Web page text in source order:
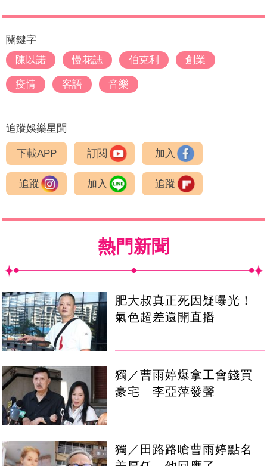
關鍵字
陳以諾
慢花誌 伯克利 創業
疫情 客語 音樂
追蹤娛樂星聞
下載APP 訂閱 加入
追蹤 加入 追蹤
熱門新聞
肥大叔真正死因疑曝光！
氣色超差還開直播
獨／曹雨婷爆拿工會錢買
豪宅 李亞萍發聲
獨／田路路嗆曹雨婷點名